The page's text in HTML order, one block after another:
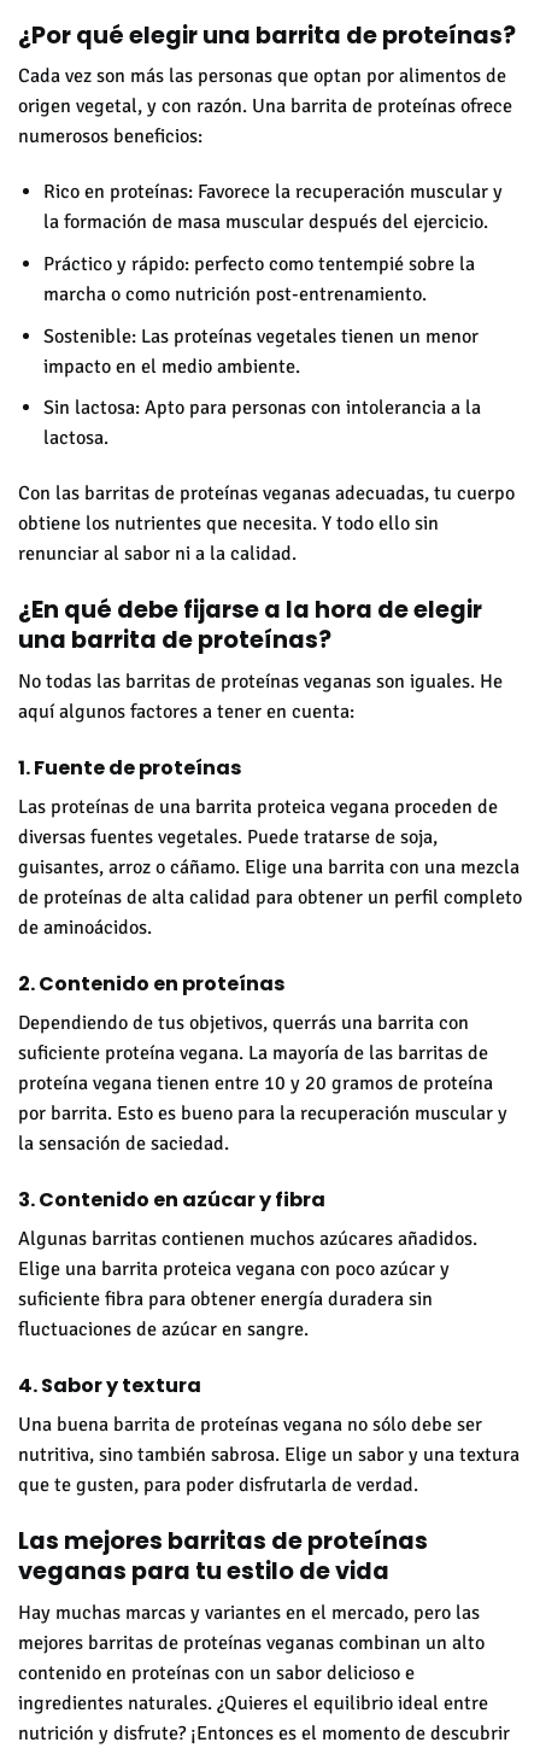
¿Por qué elegir una barrita de proteínas?
Cada vez son más las personas que optan por alimentos de
origen vegetal, y con razón. Una barrita de proteínas ofrece
numerosos beneficios:
Rico en proteínas: Favorece la recuperación muscular y
la formación de masa muscular después del ejercicio.
Práctico y rápido: perfecto como tentempié sobre la
marcha o como nutrición post-entrenamiento.
Sostenible: Las proteínas vegetales tienen un menor
impacto en el medio ambiente.
Sin lactosa: Apto para personas con intolerancia a la
lactosa.
Con las barritas de proteínas veganas adecuadas, tu cuerpo
obtiene los nutrientes que necesita. Y todo ello sin
renunciar al sabor ni a la calidad.
¿En qué debe fijarse a la hora de elegir
una barrita de proteínas?
No todas las barritas de proteínas veganas son iguales. He
aquí algunos factores a tener en cuenta:
1. Fuente de proteínas
Las proteínas de una barrita proteica vegana proceden de
diversas fuentes vegetales. Puede tratarse de soja,
guisantes, arroz o cáñamo. Elige una barrita con una mezcla
de proteínas de alta calidad para obtener un perfil completo
de aminoácidos.
2. Contenido en proteínas
Dependiendo de tus objetivos, querrás una barrita con
suficiente proteína vegana. La mayoría de las barritas de
proteína vegana tienen entre 10 y 20 gramos de proteína
por barrita. Esto es bueno para la recuperación muscular y
la sensación de saciedad.
3. Contenido en azúcar y fibra
Algunas barritas contienen muchos azúcares añadidos.
Elige una barrita proteica vegana con poco azúcar y
suficiente fibra para obtener energía duradera sin
fluctuaciones de azúcar en sangre.
4. Sabor y textura
Una buena barrita de proteínas vegana no sólo debe ser
nutritiva, sino también sabrosa. Elige un sabor y una textura
que te gusten, para poder disfrutarla de verdad.
Las mejores barritas de proteínas
veganas para tu estilo de vida
Hay muchas marcas y variantes en el mercado, pero las
mejores barritas de proteínas veganas combinan un alto
contenido en proteínas con un sabor delicioso e
ingredientes naturales. ¿Quieres el equilibrio ideal entre
nutrición y disfrute? ¡Entonces es el momento de descubrir